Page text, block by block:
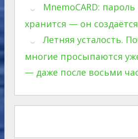
MnemoCARD: пароль
хранится — он
Летняя усталость.
многие просыпаются
— даже после восьми